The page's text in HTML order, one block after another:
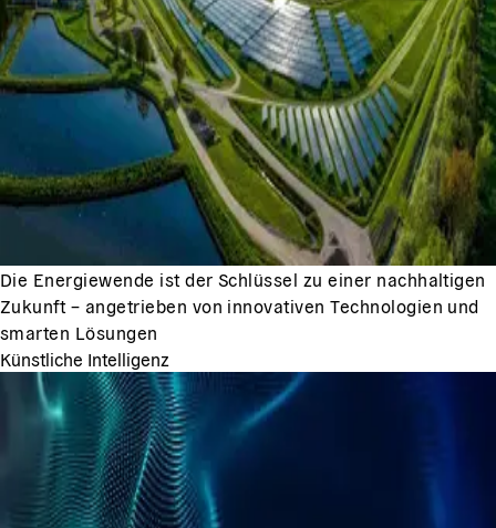
Die Energiewende ist der Schlüssel zu einer nachhaltigen
Zukunft – angetrieben von innovativen Technologien und
smarten Lösungen
Künstliche Intelligenz